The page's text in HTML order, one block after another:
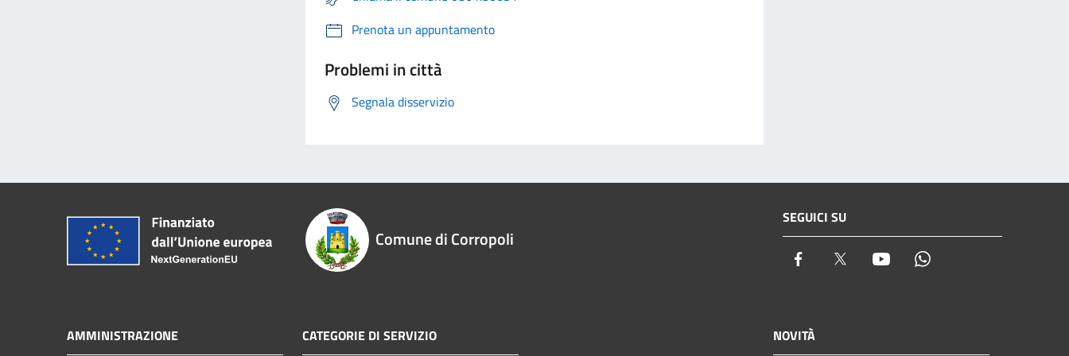
Prenota un appuntamento
Problemi in città
Segnala disservizio
Comune di Corropoli
SEGUICI SU
Facebook Twitter Youtube
AMMINISTRAZIONE CATEGORIE DI SERVIZIO NOVITÀ